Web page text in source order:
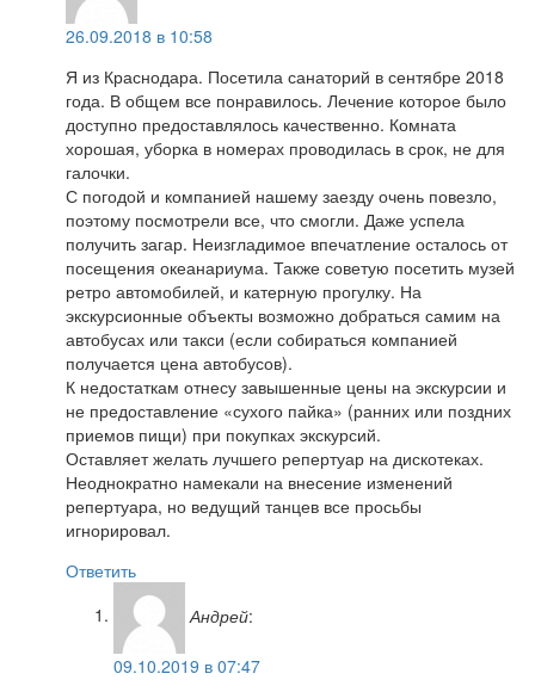
26.09.2018 в 10:58
Я из Краснодара. Посетила санаторий в сентябре 2018
года. В общем все понравилось. Лечение которое было
доступно предоставлялось качественно. Комната
хорошая, уборка в номерах проводилась в срок, не для
галочки.
С погодой и компанией нашему заезду очень повезло,
поэтому посмотрели все, что смогли. Даже успела
получить загар. Неизгладимое впечатление осталось от
посещения океанариума. Также советую посетить музей
ретро автомобилей, и катерную прогулку. На
экскурсионные объекты возможно добраться самим на
автобусах или такси (если собираться компанией
получается цена автобусов).
К недостаткам отнесу завышенные цены на экскурсии и
не предоставление «сухого пайка» (ранних или поздних
приемов пищи) при покупках экскурсий.
Оставляет желать лучшего репертуар на дискотеках.
Неоднократно намекали на внесение изменений
репертуара, но ведущий танцев все просьбы
игнорировал.
Ответить
Андрей:
09.10.2019 в 07:47